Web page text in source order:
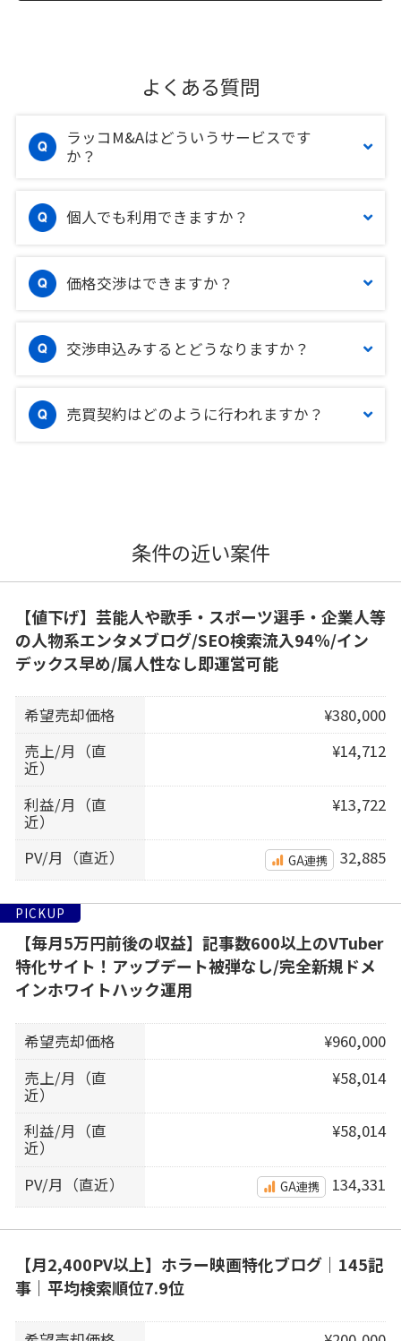
よくある質問
ラッコM&Aはどういうサービスです
か？
個人でも利用できますか？
価格交渉はできますか？
交渉申込みするとどうなりますか？
売買契約はどのように行われますか？
条件の近い案件
【値下げ】芸能人や歌手・スポーツ選手・企業人等
の人物系エンタメブログ/SEO検索流入94％/イン
デックス早め/属人性なし即運営可能
希望売却価格
¥380,000
売上/月（直
近）
¥14,712
利益/月（直
近）
¥13,722
PV/月（直近） GA連携 32,885
PICKUP
【毎月5万円前後の収益】記事数600以上のVTuber
特化サイト！アップデート被弾なし/完全新規ドメ
インホワイトハック運用
希望売却価格
¥960,000
売上/月（直
近）
¥58,014
利益/月（直
近）
¥58,014
PV/月（直近） GA連携 134,331
【月2,400PV以上】ホラー映画特化ブログ｜145記
事｜平均検索順位7.9位